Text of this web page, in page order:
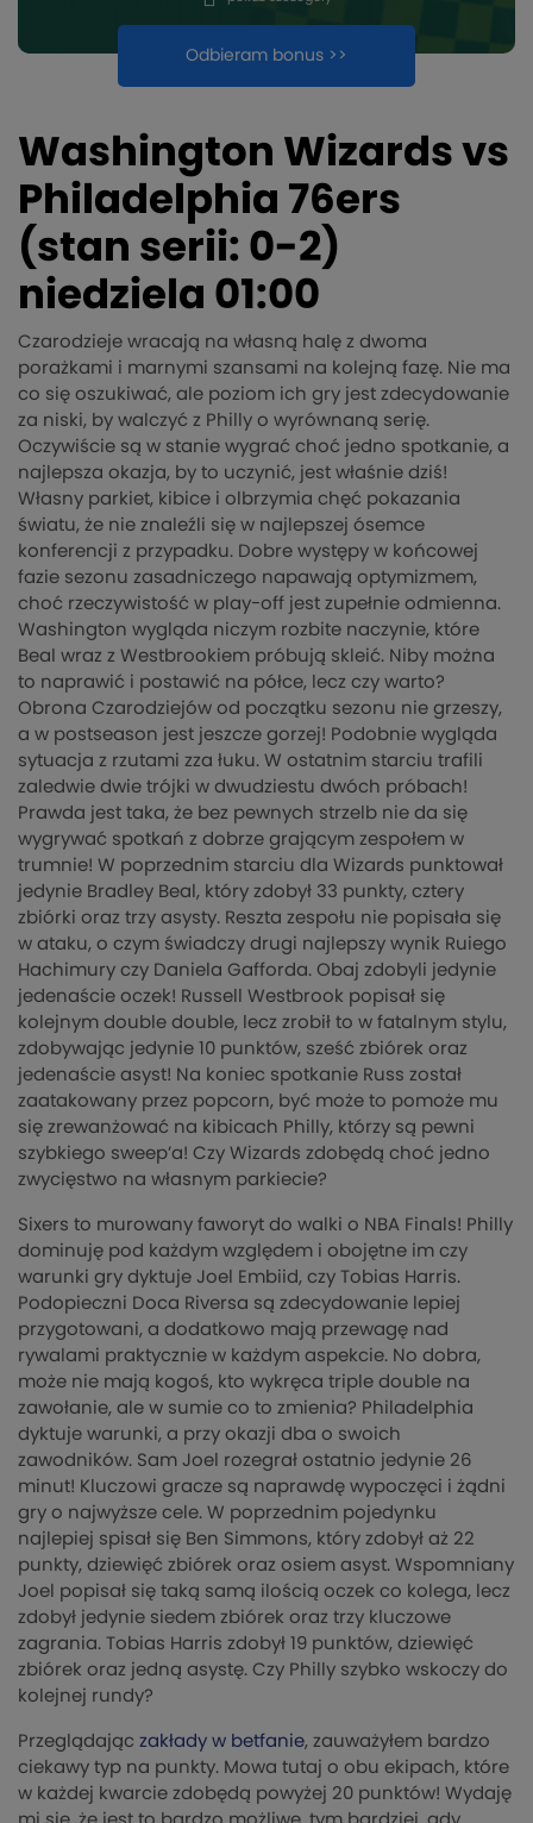
Odbieram bonus >>
Washington Wizards vs
Philadelphia 76ers
(stan serii: 0-2)
niedziela 01:00
Czarodzieje wracają na własną halę z dwoma
porażkami i marnymi szansami na kolejną fazę. Nie ma
co się oszukiwać, ale poziom ich gry jest zdecydowanie
za niski, by walczyć z Philly o wyrównaną serię.
Oczywiście są w stanie wygrać choć jedno spotkanie, a
najlepsza okazja, by to uczynić, jest właśnie dziś!
Własny parkiet, kibice i olbrzymia chęć pokazania
światu, że nie znaleźli się w najlepszej ósemce
konferencji z przypadku. Dobre występy w końcowej
fazie sezonu zasadniczego napawają optymizmem,
choć rzeczywistość w play-off jest zupełnie odmienna.
Washington wygląda niczym rozbite naczynie, które
Beal wraz z Westbrookiem próbują skleić. Niby można
to naprawić i postawić na półce, lecz czy warto?
Obrona Czarodziejów od początku sezonu nie grzeszy,
a w postseason jest jeszcze gorzej! Podobnie wygląda
sytuacja z rzutami zza łuku. W ostatnim starciu trafili
zaledwie dwie trójki w dwudziestu dwóch próbach!
Prawda jest taka, że bez pewnych strzelb nie da się
wygrywać spotkań z dobrze grającym zespołem w
trumnie! W poprzednim starciu dla Wizards punktował
jedynie Bradley Beal, który zdobył 33 punkty, cztery
zbiórki oraz trzy asysty. Reszta zespołu nie popisała się
w ataku, o czym świadczy drugi najlepszy wynik Ruiego
Hachimury czy Daniela Gafforda. Obaj zdobyli jedynie
jedenaście oczek! Russell Westbrook popisał się
kolejnym double double, lecz zrobił to w fatalnym stylu,
zdobywając jedynie 10 punktów, sześć zbiórek oraz
jedenaście asyst! Na koniec spotkanie Russ został
zaatakowany przez popcorn, być może to pomoże mu
się zrewanżować na kibicach Philly, którzy są pewni
szybkiego sweep’a! Czy Wizards zdobędą choć jedno
zwycięstwo na własnym parkiecie?
Sixers to murowany faworyt do walki o NBA Finals! Philly
dominuję pod każdym względem i obojętne im czy
warunki gry dyktuje Joel Embiid, czy Tobias Harris.
Podopieczni Doca Riversa są zdecydowanie lepiej
przygotowani, a dodatkowo mają przewagę nad
rywalami praktycznie w każdym aspekcie. No dobra,
może nie mają kogoś, kto wykręca triple double na
zawołanie, ale w sumie co to zmienia? Philadelphia
dyktuje warunki, a przy okazji dba o swoich
zawodników. Sam Joel rozegrał ostatnio jedynie 26
minut! Kluczowi gracze są naprawdę wypoczęci i żądni
gry o najwyższe cele. W poprzednim pojedynku
najlepiej spisał się Ben Simmons, który zdobył aż 22
punkty, dziewięć zbiórek oraz osiem asyst. Wspomniany
Joel popisał się taką samą ilością oczek co kolega, lecz
zdobył jedynie siedem zbiórek oraz trzy kluczowe
zagrania. Tobias Harris zdobył 19 punktów, dziewięć
zbiórek oraz jedną asystę. Czy Philly szybko wskoczy do
kolejnej rundy?
Przeglądając zakłady w betfanie, zauważyłem bardzo
ciekawy typ na punkty. Mowa tutaj o obu ekipach, które
w każdej kwarcie zdobędą powyżej 20 punktów! Wydaję